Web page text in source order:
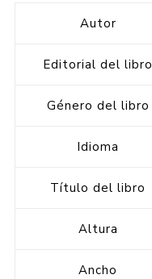
Autor
Editorial del libro
Género del libro
Idioma
Título del libro
Altura
Ancho